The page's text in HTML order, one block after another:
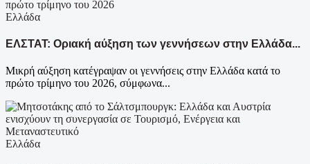
Ελλάδα
ΕΛΣΤΑΤ: Οριακή αύξηση των γεννήσεων στην Ελλάδα...
Μικρή αύξηση κατέγραψαν οι γεννήσεις στην Ελλάδα κατά το
πρώτο τρίμηνο του 2026, σύμφωνα...
Ελλάδα